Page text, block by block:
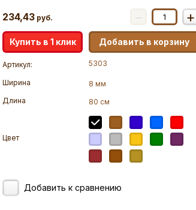
234,43 руб. − +
Купить в 1 клик Добавить в корзину
Артикул: 5303
Ширина
8 мм
Длина
80 см
Цвет
Добавить к сравнению